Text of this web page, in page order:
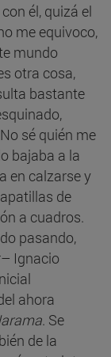
él, quizá el
me equivoco,
mundo
otra cosa,
bastante
sé quién me
bajaba a la
en calzarse y
de
a cuadros.
pasando,
Ignacio
ahora
. Se
de la